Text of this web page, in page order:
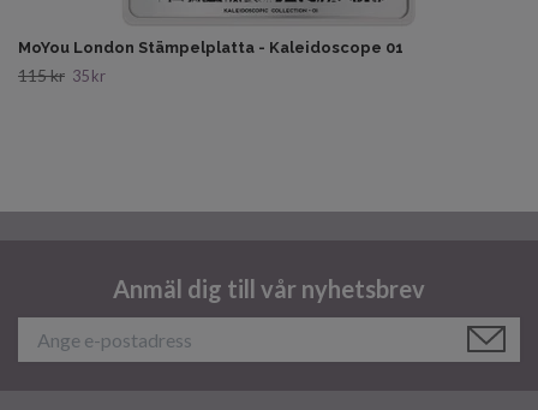
MoYou London Stämpelplatta - Kaleidoscope 01
115 kr 35 kr
Anmäl dig till vår nyhetsbrev